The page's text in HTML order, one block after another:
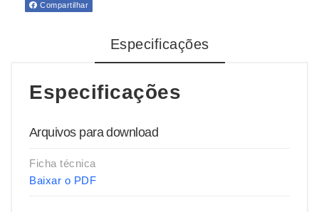
Compartilhar
Especificações
Especificações
Arquivos para download
Ficha técnica
Baixar o PDF